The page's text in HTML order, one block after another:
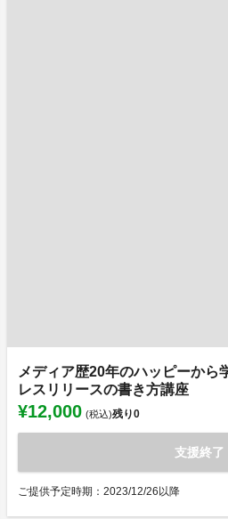
メディア歴20年のハッピーから
レスリリースの書き方講座
¥12,000 (税込)残り0
支援終了
ご提供予定時期：2023/12/26以降